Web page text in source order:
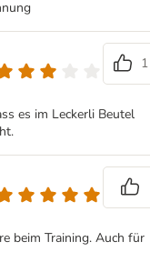
1
es im Leckerli Beutel
beim Training. Auch für